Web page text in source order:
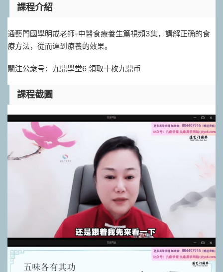
課程介紹
通藝門國學明戒老師-中醫食療養生篇視頻3集，講解正确的食
療方法，從而達到療養的效果。
關注公衆号：九鼎學堂6 領取十枚九鼎币
課程截圖